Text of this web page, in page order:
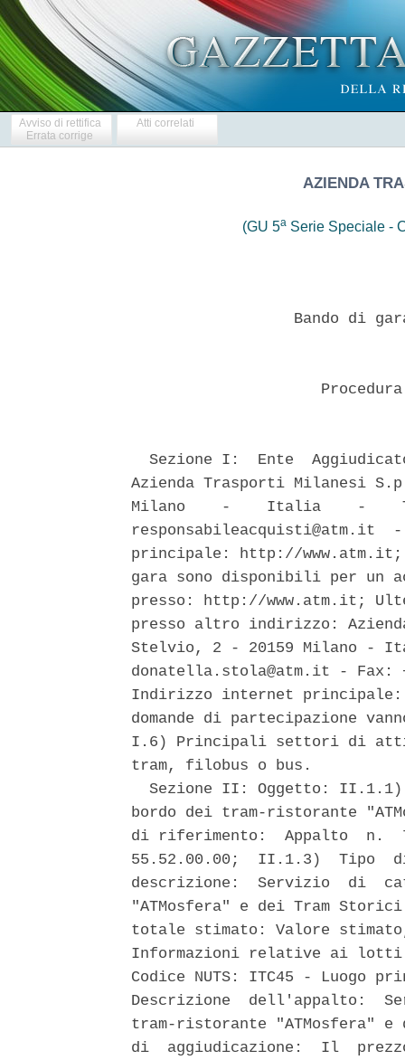
Avviso di rettifica
Errata corrige
Atti correlati
AZIENDA
(GU 5aSerie Speciale -
Bando di
Sezione I:  Ente
Azienda Trasporti Milanesi
Milano    -    Italia    -
responsabileacquisti@atm.it
principale: http://
gara sono disponibili per
presso: http://www.atm.it;
presso altro indirizzo:
Stelvio, 2 - 20159 Milano -
donatella.stola@atm.it - Fax:
Indirizzo internet
domande di partecipazione
I.6) Principali settori di
tram, filobus o bus.
Sezione II: Oggetto:
bordo dei tram-ristorante
di riferimento:  Appalto  n.
55.52.00.00;  II.1.3)  Tipo
descrizione:  Servizio  di
"ATMosfera" e dei Tram
totale stimato: Valore
Informazioni relative ai
Codice NUTS: ITC45 - Luogo
Descrizione  dell'appalto:
tram-ristorante "ATMosfera"
di  aggiudicazione:  Il